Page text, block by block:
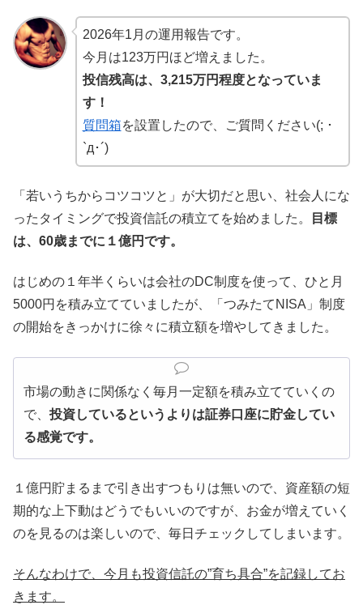
2026年1月の運用報告です。
今月は123万円ほど増えました。
投信残高は、3,215万円程度となっていま
す！
質問箱を設置したので、ご質問ください(; ･
`д･´)
「若いうちからコツコツと」が大切だと思い、社会人にな
ったタイミングで投資信託の積立てを始めました。
目標
は、60歳までに１億円です。
はじめの１年半くらいは会社のDC制度を使って、ひと月
5000円を積み立てていましたが、「つみたてNISA」制度
の開始をきっかけに徐々に積立額を増やしてきました。
市場の動きに関係なく毎月一定額を積み立てていくの
で、 投資しているというよりは証券口座に貯金してい
る感覚です。
１億円貯まるまで引き出すつもりは無いので、資産額の短
期的な上下動はどうでもいいのですが、お金が増えていく
のを見るのは楽しいので、毎日チェックしてしまいます。
そんなわけで、今月も投資信託の”育ち具合”を記録してお
きます。